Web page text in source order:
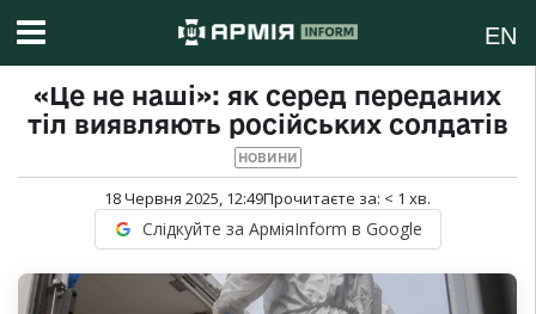
EN
«Це не наші»: як серед переданих
тіл виявляють російських солдатів
НОВИНИ
18 Червня 2025, 12:49Прочитаєте за: < 1 хв.
Слідкуйте за АрміяInform в Google